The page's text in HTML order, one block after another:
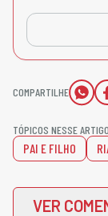
COMPARTILHE
TÓPICOS NESSE
PAI E FILHO
VER